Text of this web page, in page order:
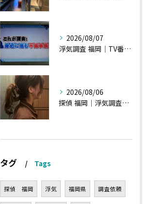
2026/08/07
浮気調査 福岡｜TV番組15分間の特集の時のお話①
2026/08/06
探偵 福岡｜浮気調査の現場から・・・・チハルさん特集
タグ Tags
探偵 福岡 浮気 福岡県 調査依頼